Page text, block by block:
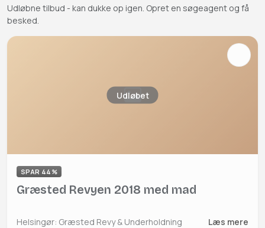
Udløbne tilbud - kan dukke op igen. Opret en søgeagent og få
besked.
Udløbet
SPAR 44%
Græsted Revyen 2018 med mad
Helsingør: Græsted Revy & Underholdning Læs mere